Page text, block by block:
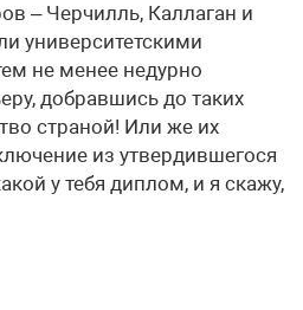
– Черчилль, Каллаган и
университетскими
не менее недурно
добравшись до таких
страной! Или же их
из утвердившегося
у тебя диплом, и я скажу,